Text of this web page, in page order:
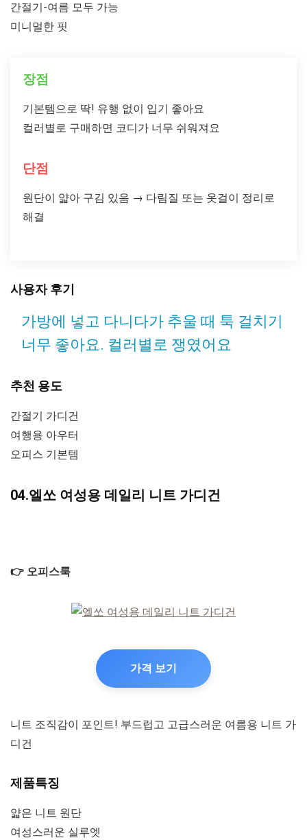
간절기-여름 모두 가능
미니멀한 핏
장점
기본템으로 딱! 유행 없이 입기 좋아요
컬러별로 구매하면 코디가 너무 쉬워져요
단점
원단이 얇아 구김 있음 → 다림질 또는 옷걸이 정리로
해결
사용자 후기
가방에 넣고 다니다가 추울 때 툭 걸치기
너무 좋아요. 컬러별로 쟁였어요
추천 용도
간절기 가디건
여행용 아우터
오피스 기본템
04.엘쏘 여성용 데일리 니트 가디건
👉 오피스룩
가격 보기
니트 조직감이 포인트! 부드럽고 고급스러운 여름용 니트 가
디건
제품특징
얇은 니트 원단
여성스러운 실루엣